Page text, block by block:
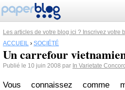
Les articles de votre blog ici ? Inscrivez votre
ACCUEIL › SOCIÉTÉ
Un carrefour
Publié le 10 juin 2008 par In Varietate
Vous connaissez comme